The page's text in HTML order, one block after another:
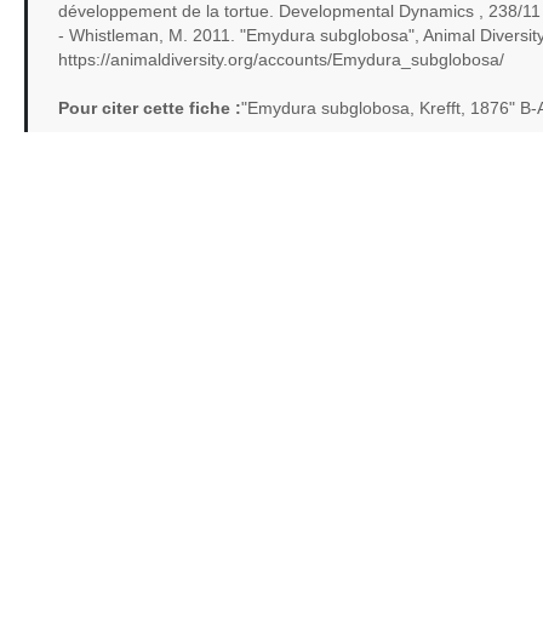
développement de la tortue. Developmental Dynamics , 238/
- Whistleman, M. 2011. "Emydura subglobosa", Animal
https://animaldiversity.org/accounts/Emydura_subglobosa/
Pour citer cette fiche :"Emydura subglobosa, Krefft, 1876"